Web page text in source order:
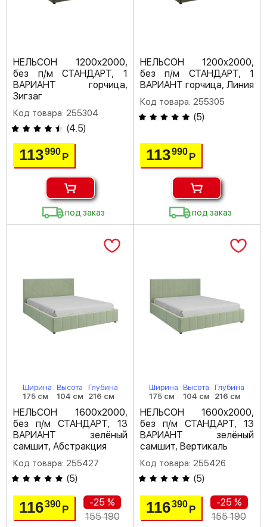
НЕЛЬСОН 1200х2000,
без п/м СТАНДАРТ, 1
ВАРИАНТ горчица,
Зигзаг
Код товара: 255304
(4.5)
113990Р
под заказ
НЕЛЬСОН 1200х2000,
без п/м СТАНДАРТ, 1
ВАРИАНТ горчица, Линия
Код товара: 255305
(5)
113990 Р
под заказ
Ширина
175 см
Высота
104 см
Глубина
216 см
НЕЛЬСОН 1600х2000,
без п/м СТАНДАРТ, 13
ВАРИАНТ зелёный
самшит, Абстракция
Код товара: 255427
(5)
116390Р
-25 %
155 190
Ширина
175 см
Высота
104 см
Глубина
216 см
НЕЛЬСОН 1600х2000,
без п/м СТАНДАРТ, 13
ВАРИАНТ зелёный
самшит, Вертикаль
Код товара: 255426
(5)
116390 Р
-25 %
155 190